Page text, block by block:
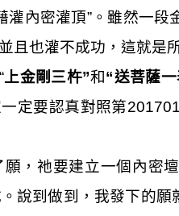
內密灌頂”。雖然一
也灌不成功，這就是
上金剛三杵”和“送菩薩一
定要認真對照第
，祂要建立一個內密
說到做到，我發下的